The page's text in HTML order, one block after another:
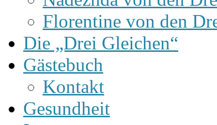
Florentine von den
Die „Drei Gleichen“
Gästebuch
Kontakt
Gesundheit